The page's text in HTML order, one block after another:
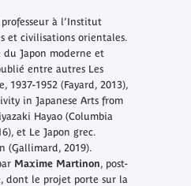
à l’Institut
et civilisations orientales.
du Japon moderne et
entre autres Les
1937-1952 (Fayard, 2013),
in Japanese Arts from
Hayao(Columbia
et Le Japon grec.
(Gallimard, 2019).
Maxime Martinon, post-
dont le projet porte sur la